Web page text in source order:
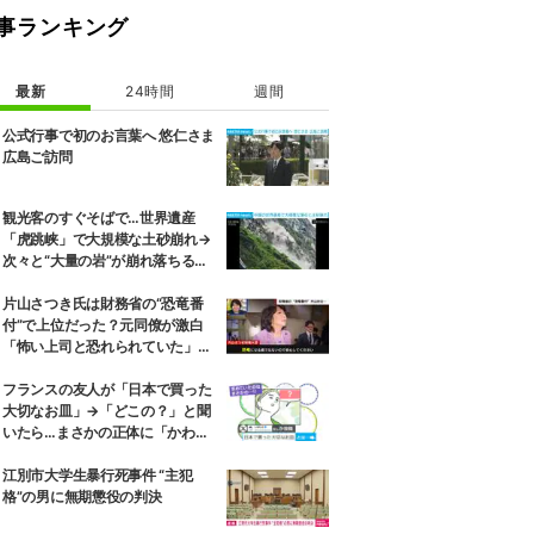
ランキング
最新 24時間 週間
公式行事で初のお言葉へ 悠仁さま
広島ご訪問
観光客のすぐそばで…世界遺産
「虎跳峡」で大規模な土砂崩れ→
次々と“大量の岩”が崩れ落ちる瞬
片山さつき氏は財務省の“恐竜番
付”で上位だった？元同僚が激白
「怖い上司と恐れられていた」
フランスの友人が「日本で買った
大切なお皿」→「どこの？」と聞
いたら…まさかの正体に「かわい
江別市大学生暴行死事件 “主犯
格”の男に無期懲役の判決